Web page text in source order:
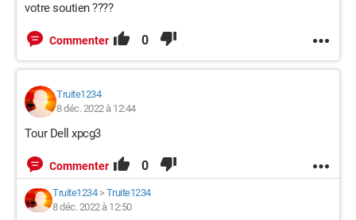
votre soutien ????
Commenter 0
Truite1234
8 déc. 2022 à 12:44
Tour Dell xpcg3
Commenter 0
Truite1234> Truite1234
8 déc. 2022 à 12:50